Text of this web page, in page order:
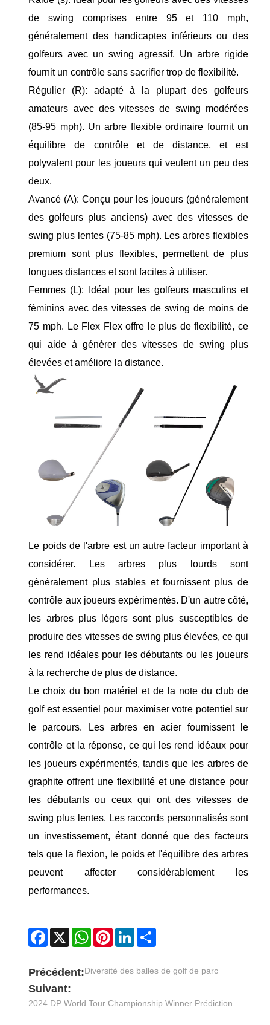
de swing comprises entre 95 et 110 mph,
généralement des handicaptes inférieurs ou des
golfeurs avec un swing agressif. Un arbre rigide
fournit un contrôle sans sacrifier trop de flexibilité.
Régulier (R): adapté à la plupart des golfeurs
amateurs avec des vitesses de swing modérées
(85-95 mph). Un arbre flexible ordinaire fournit un
équilibre de contrôle et de distance, et est
polyvalent pour les joueurs qui veulent un peu des
deux.
Avancé (A): Conçu pour les joueurs (généralement
des golfeurs plus anciens) avec des vitesses de
swing plus lentes (75-85 mph). Les arbres flexibles
premium sont plus flexibles, permettent de plus
longues distances et sont faciles à utiliser.
Femmes (L): Idéal pour les golfeurs masculins et
féminins avec des vitesses de swing de moins de
75 mph. Le Flex Flex offre le plus de flexibilité, ce
qui aide à générer des vitesses de swing plus
élevées et améliore la distance.
Le poids de l'arbre est un autre facteur important à
considérer. Les arbres plus lourds sont
généralement plus stables et fournissent plus de
contrôle aux joueurs expérimentés. D'un autre côté,
les arbres plus légers sont plus susceptibles de
produire des vitesses de swing plus élevées, ce qui
les rend idéales pour les débutants ou les joueurs
à la recherche de plus de distance.
Le choix du bon matériel et de la note du club de
golf est essentiel pour maximiser votre potentiel sur
le parcours. Les arbres en acier fournissent le
contrôle et la réponse, ce qui les rend idéaux pour
les joueurs expérimentés, tandis que les arbres de
graphite offrent une flexibilité et une distance pour
les débutants ou ceux qui ont des vitesses de
swing plus lentes. Les raccords personnalisés sont
un investissement, étant donné que des facteurs
tels que la flexion, le poids et l'équilibre des arbres
peuvent affecter considérablement les
performances.
Facebook
X WhatsAppPinterestLinkedIn
Précédent:Diversité des balles de golf de parc
Suivant:
2024 DP World Tour Championship Winner Prédiction